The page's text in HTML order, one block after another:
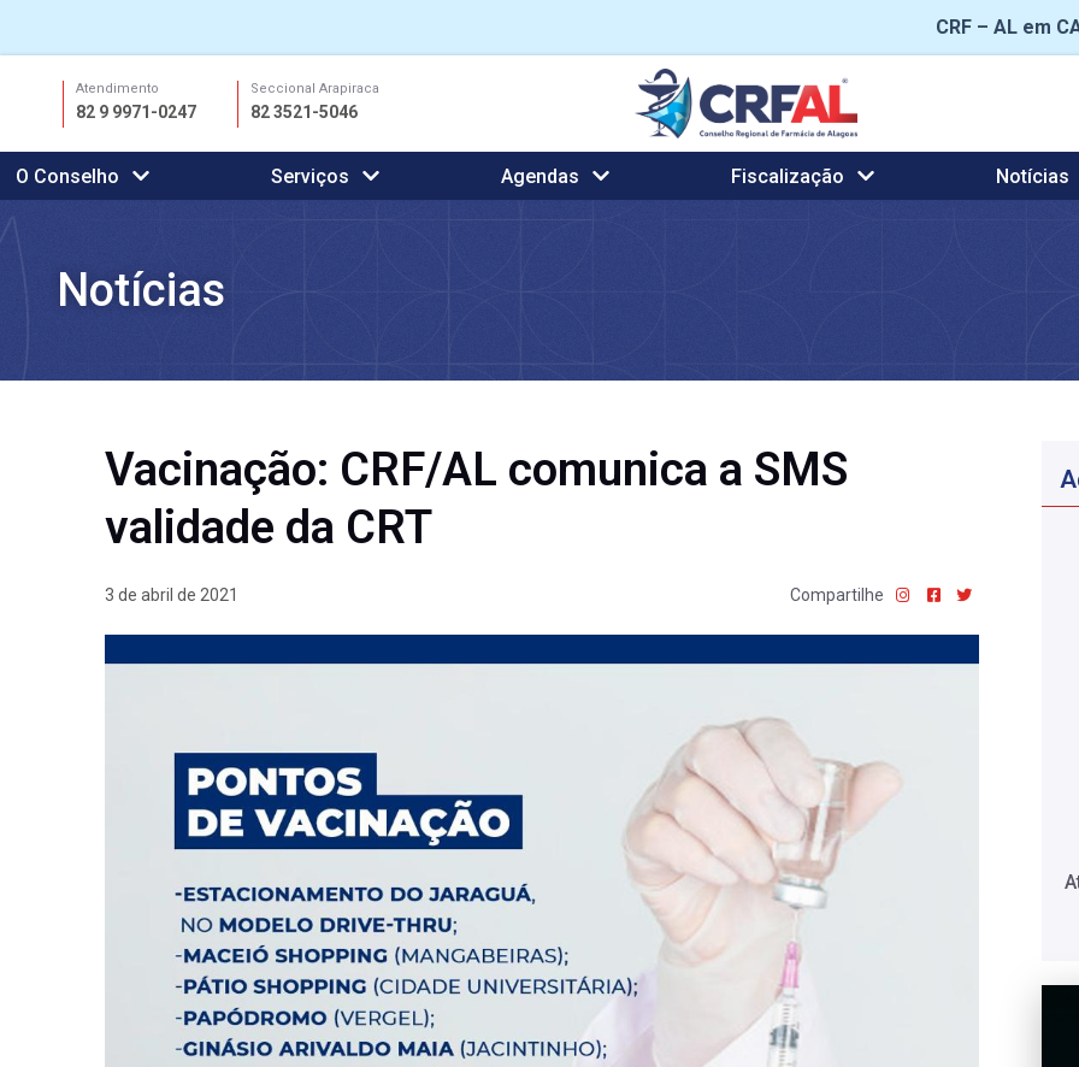
CRF – AL em
conteúdo
Atendimento
82 9 9971-0247
Seccional Arapiraca
82 3521-5046
O Conselho Serviços Agendas Fiscalização Notícias
Notícias
Vacinação: CRF/AL comunica a SMS
validade da CRT
3 de abril de 2021 Compartilhe